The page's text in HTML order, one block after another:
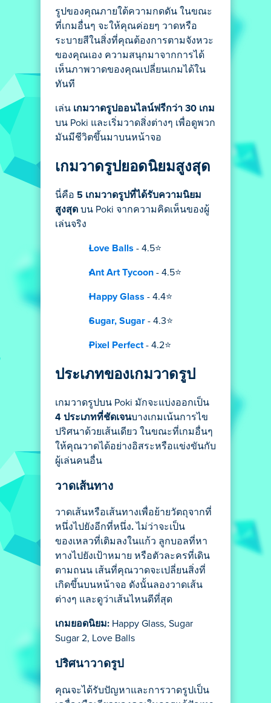
รูปของคุณภายใต้ความกดดัน ในขณะ
ที่เกมอื่นๆ จะให้คุณค่อยๆ วาดหรือ
ระบายสีในสิ่งที่คุณต้องการตามจังหวะ
ของคุณเอง ความสนุกมาจากการได้
เห็นภาพวาดของคุณเปลี่ยนเกมได้ใน
ทันที
เล่น เกมวาดรูปออนไลน์ฟรีกว่า 30 เกม
บน Poki และเริ่มวาดสิ่งต่างๆ เพื่อดูพวก
มันมีชีวิตขึ้นมาบนหน้าจอ
เกมวาดรูปยอดนิยมสูงสุด
นี่คือ 5 เกมวาดรูปที่ได้รับความนิยม
สูงสุด บน Poki จากความคิดเห็นของผู้
เล่นจริง
Love Balls - 4.5⭐
Ant Art Tycoon - 4.5⭐
Happy Glass - 4.4⭐
Sugar, Sugar - 4.3⭐
Pixel Perfect - 4.2⭐
ประเภทของเกมวาดรูป
เกมวาดรูปบน Poki มักจะแบ่งออกเป็น
4 ประเภทที่ชัดเจนบางเกมเน้นการไข
ปริศนาด้วยเส้นเดียว ในขณะที่เกมอื่นๆ
ให้คุณวาดได้อย่างอิสระหรือแข่งขันกับ
ผู้เล่นคนอื่น
วาดเส้นทาง
วาดเส้นหรือเส้นทางเพื่อย้ายวัตถุจากที่
หนึ่งไปยังอีกที่หนึ่ง. ไม่ว่าจะเป็น
ของเหลวที่เติมลงในแก้ว ลูกบอลที่หา
ทางไปยังเป้าหมาย หรือตัวละครที่เดิน
ตามถนน เส้นที่คุณวาดจะเปลี่ยนสิ่งที่
เกิดขึ้นบนหน้าจอ ดังนั้นลองวาดเส้น
ต่างๆ และดูว่าเส้นไหนดีที่สุด
เกมยอดนิยม: Happy Glass, Sugar
Sugar 2, Love Balls
ปริศนาวาดรูป
คุณจะได้รับปัญหาและการวาดรูปเป็น